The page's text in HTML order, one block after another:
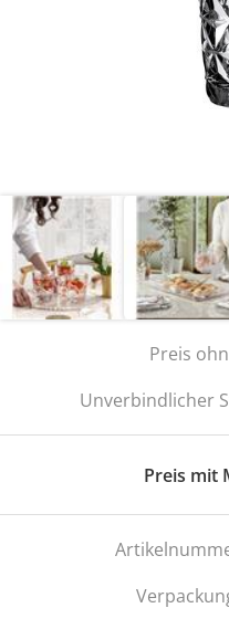
Preis
Unverbindlicher
Preis mit